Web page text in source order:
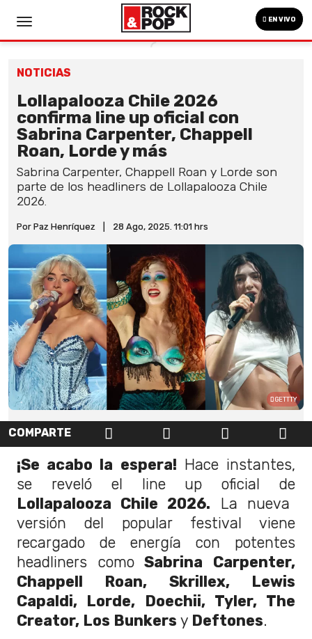
EN VIVO
NOTICIAS
Lollapalooza Chile 2026
confirma line up oficial con
Sabrina Carpenter, Chappell
Roan, Lorde y más
Sabrina Carpenter, Chappell Roan y Lorde son
parte de los headliners de Lollapalooza Chile
2026.
Por Paz Henríquez 28 Ago, 2025. 11:01 hrs
GETTTY
COMPARTE
¡Se acabo la espera! Hace instantes,
se reveló el line up oficial de
Lollapalooza Chile 2026. La nueva
versión del popular festival viene
recargado de energía con potentes
headliners comoSabrina Carpenter,
Chappell Roan, Skrillex, Lewis
Capaldi, Lorde, Doechii, Tyler, The
Creator, Los Bunkers y Deftones.